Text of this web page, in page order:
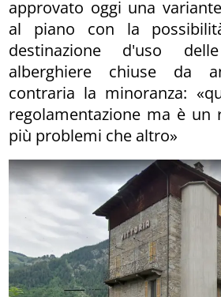
approvato oggi una
al piano con la
destinazione d'uso
alberghiere chiuse da
contraria la minoranza:
regolamentazione ma è un
più problemi che altro»